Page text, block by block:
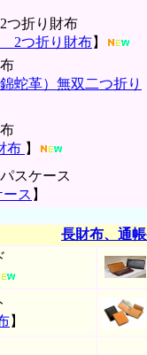
つ折り財布
2つ折り財布】
蛇革）無双二つ折り
布 】
スケース
ス 】
長財布、通
】